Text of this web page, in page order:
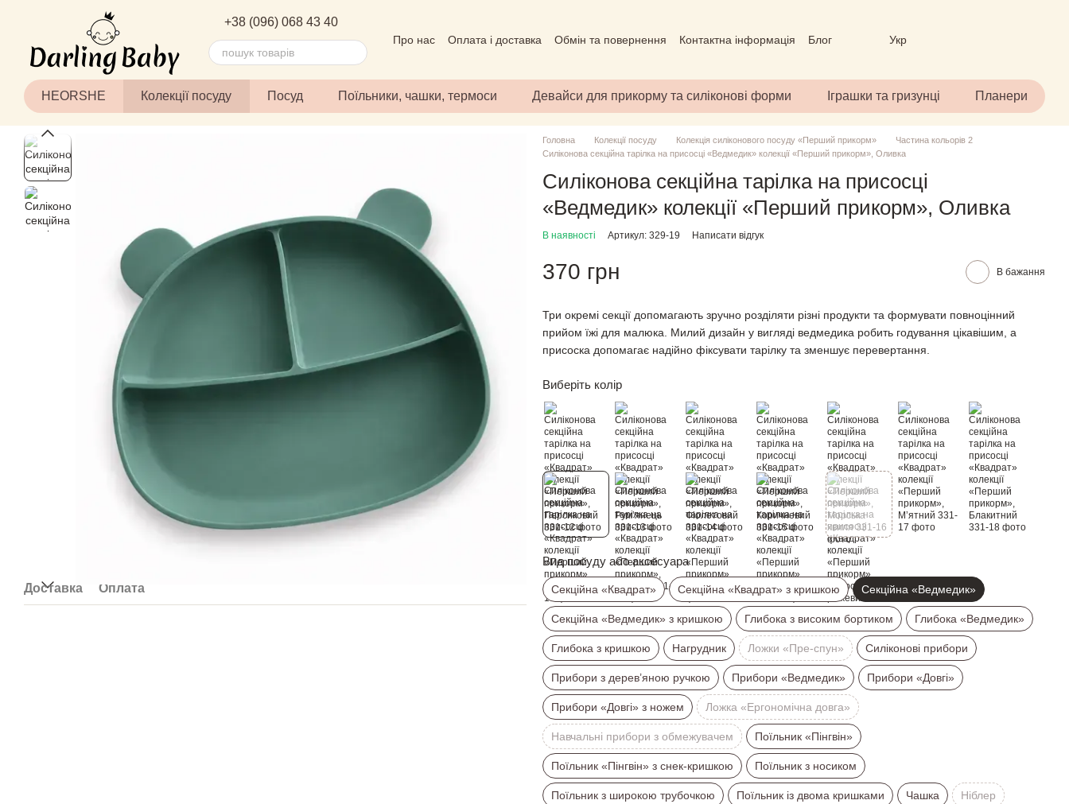
Перейти до основного контенту
+38 (096) 068 43 40
Про нас Оплата і доставка Обмін та повернення Контактна інформація
Блог
Укр
HEORSHE Колекції посуду Посуд Поїльники, чашки, термоси Девайси для прикорму та силіконові форми Іграшки та гризунці Планери
Доставка Оплата
Головна Колекції посуду Колекція силіконового посуду «Перший прикорм»
Частина кольорів 2
Силіконова секційна тарілка на присосці «Ведмедик» колекції «Перший прикорм», Оливка
Силіконова секційна тарілка на присосці
«Ведмедик» колекції «Перший прикорм», Оливка
В наявності Артикул: 329-19 Написати відгук
370 грн В бажання
Три окремі секції допомагають зручно розділяти різні продукти та формувати повноцінний
прийом їжі для малюка. Милий дизайн у вигляді ведмедика робить годування цікавішим, а
присоска допомагає надійно фіксувати тарілку та зменшує перевертання.
Виберіть колір
Вид посуду або аксесуара
Секційна «Квадрат» Секційна «Квадрат» з кришкою Секційна «Ведмедик»
Секційна «Ведмедик» з кришкою Глибока з високим бортиком Глибока «Ведмедик»
Глибока з кришкою Нагрудник Ложки «Пре-спун» Силіконові прибори
Прибори з дерев’яною ручкою Прибори «Ведмедик» Прибори «Довгі»
Прибори «Довгі» з ножем Ложка «Ергономічна довга»
Навчальні прибори з обмежувачем Поїльник «Пінгвін»
Поїльник «Пінгвін» з снек-кришкою Поїльник з носиком
Поїльник з широкою трубочкою Поїльник із двома кришками Чашка Ніблер